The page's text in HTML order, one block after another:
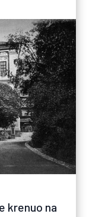
krenuo na